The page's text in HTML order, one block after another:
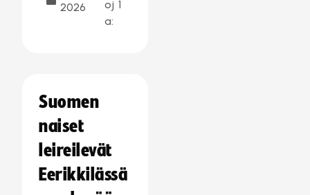
2026
oj
a:
1
Suomen
naiset
leireilevät
Eerikkilässä